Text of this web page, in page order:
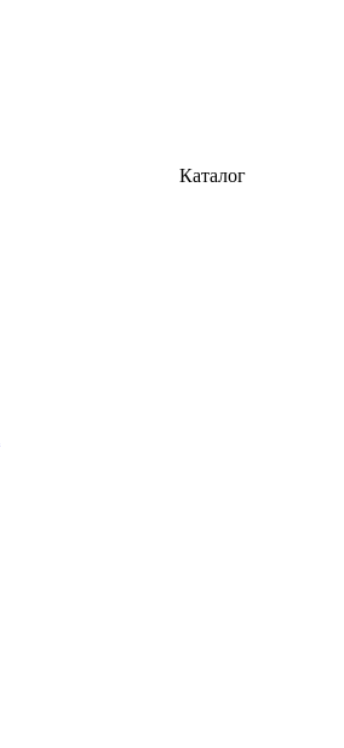
Каталог